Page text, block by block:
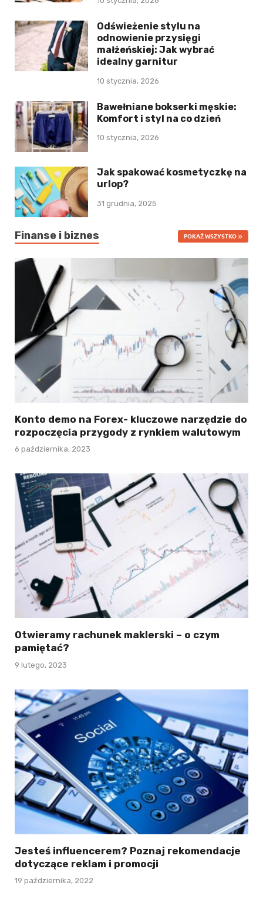
Odświeżenie stylu na
odnowienie przysięgi
małżeńskiej: Jak wybrać
idealny garnitur
10 stycznia, 2026
Bawełniane bokserki męskie:
Komfort i styl na co dzień
10 stycznia, 2026
Jak spakować kosmetyczkę na
urlop?
31 grudnia, 2025
Finanse i biznes POKAŻ WSZYSTKO
Konto demo na Forex- kluczowe narzędzie do
rozpoczęcia przygody z rynkiem walutowym
6 października, 2023
Otwieramy rachunek maklerski – o czym
pamiętać?
9 lutego, 2023
Jesteś influencerem? Poznaj rekomendacje
dotyczące reklam i promocji
19 października, 2022